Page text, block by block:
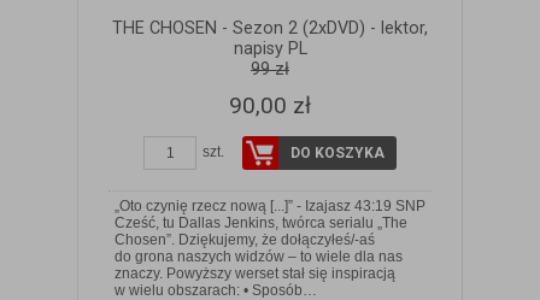
THE CHOSEN - Sezon 2 (2xDVD) - lektor,
napisy PL
99 zł
90,00 zł
szt. DO KOSZYKA
„Oto czynię rzecz nową [...]” - Izajasz 43:19 SNP
Cześć, tu Dallas Jenkins, twórca serialu „The
Chosen”. Dziękujemy, że dołączyłeś/-aś
do grona naszych widzów – to wiele dla nas
znaczy. Powyższy werset stał się inspiracją
w wielu obszarach: • Sposób…
ZOBACZ SZCZEGÓŁY